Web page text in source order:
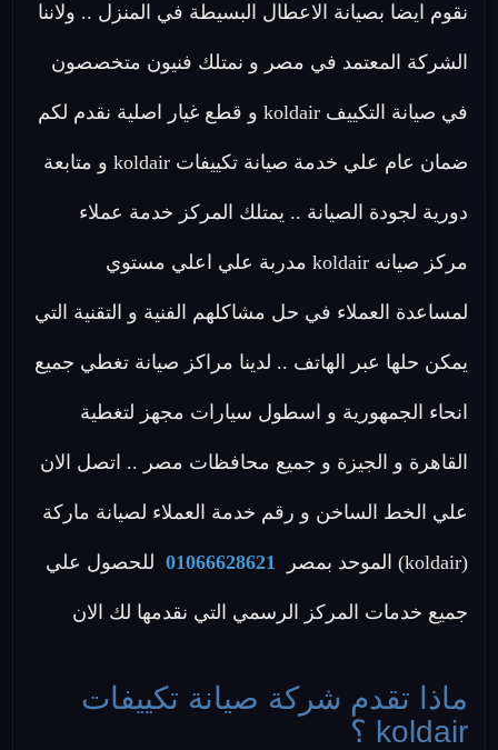
نقوم ايضا بصيانة الاعطال البسيطة في المنزل .. ولاننا
الشركة المعتمد في مصر و نمتلك فنيون متخصصون
في صيانة التكييف koldair و قطع غيار اصلية نقدم لكم
ضمان عام علي خدمة صيانة تكييفات koldair و متابعة
دورية لجودة الصيانة .. يمتلك المركز خدمة عملاء
مركز صيانه koldair مدربة علي اعلي مستوي
لمساعدة العملاء في حل مشاكلهم الفنية و التقنية التي
يمكن حلها عبر الهاتف .. لدينا مراكز صيانة تغطي جميع
انحاء الجمهورية و اسطول سيارات مجهز لتغطية
القاهرة و الجيزة و جميع محافظات مصر .. اتصل الان
علي الخط الساخن و رقم خدمة العملاء لصيانة ماركة
(koldair) الموحد بمصر 01066628621 للحصول علي
جميع خدمات المركز الرسمي التي نقدمها لك الان
ماذا تقدم شركة صيانة تكييفات
koldair ؟